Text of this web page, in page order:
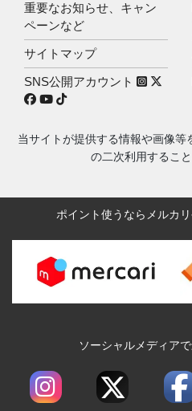
重要なお知らせ、キャン
ペーンなど
サイトマップ
SNS公開アカウント
当サイトが提供する情報や画像
の二次利用するこ
ポイント使うならメルカ
ソーシャルメディア